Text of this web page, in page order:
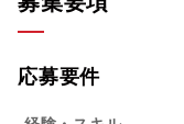
応募要件